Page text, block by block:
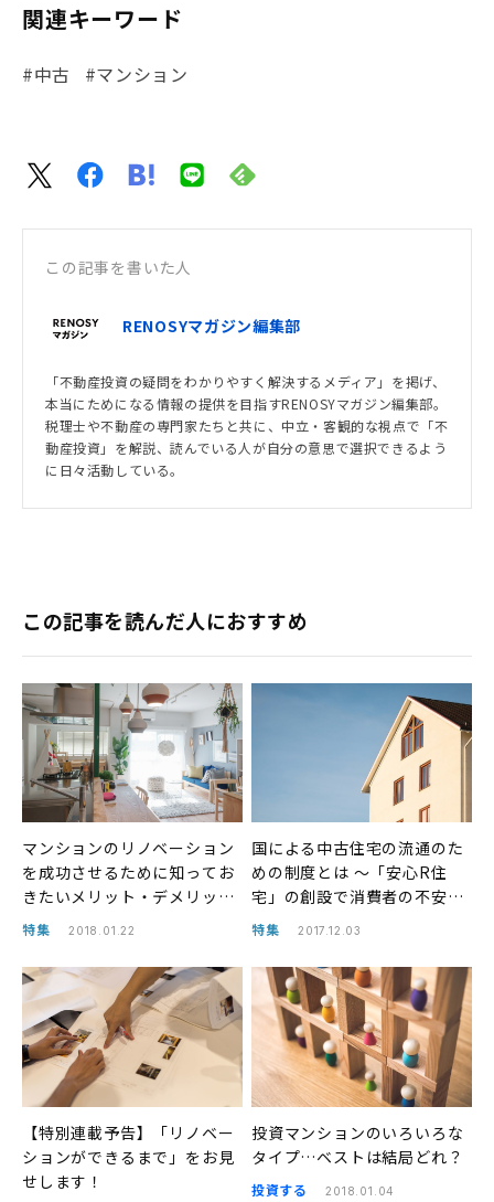
関連キーワード
#中古 #マンション
この記事を書いた人
RENOSYマガジン編集部
「不動産投資の疑問をわかりやすく解決するメディア」を掲げ、
本当にためになる情報の提供を目指すRENOSYマガジン編集部。
税理士や不動産の専門家たちと共に、中立・客観的な視点で「不
動産投資」を解説、読んでいる人が自分の意思で選択できるよう
に日々活動している。
この記事を読んだ人におすすめ
マンションのリノベーション
を成功させるために知ってお
きたいメリット・デメリット
とは？
特集 2018.01.22
国による中古住宅の流通のた
めの制度とは ～「安心R住
宅」の創設で消費者の不安を
解消～
特集 2017.12.03
【特別連載予告】「リノベー
ションができるまで」をお見
せします！
投資マンションのいろいろな
タイプ…ベストは結局どれ？
投資する 2018.01.04